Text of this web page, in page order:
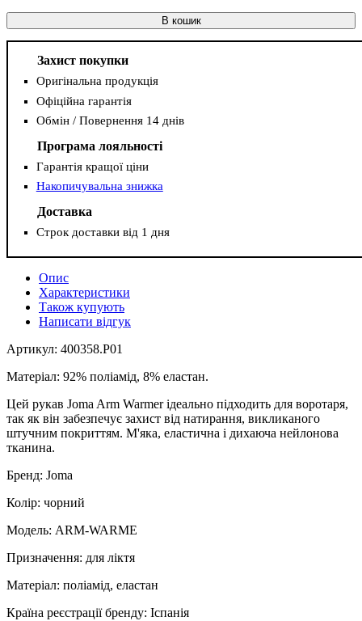
В кошик
Захист покупки
Оригінальна продукція
Офіційна гарантія
Обмін / Повернення 14 днів
Програма лояльності
Гарантія кращої ціни
Накопичувальна знижка
Доставка
Строк доставки від 1 дня
Опис
Характеристики
Також купують
Написати відгук
Артикул: 400358.P01
Матеріал: 92% поліамід, 8% еластан.
Цей рукав Joma Arm Warmer ідеально підходить для воротаря,
так як він забезпечує захист від натирання, викликаного
штучним покриттям. М'яка, еластична і дихаюча нейлонова
тканина.
Бренд: Joma
Колір: чорний
Модель: ARM-WARME
Призначення: для ліктя
Матеріал: поліамід, еластан
Країна реєстрації бренду: Іспанія